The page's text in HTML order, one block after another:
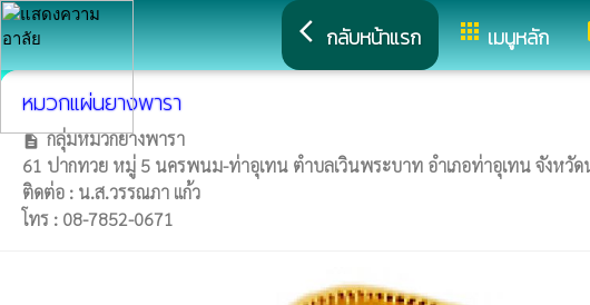
arrow_back_ios กลับหน้าแรก appsเมนูหลัก
หมวกแผ่นยางพารา
description กลุ่มหมวกยางพารา
61 ปากทวย หมู่ 5 นครพนม-ท่าอุเทน ตำบลเวินพระบาท อำเภอท่าอุเทน จังหวั
ติดต่อ : น.ส.วรรณภา แก้ว
โทร : 08-7852-0671